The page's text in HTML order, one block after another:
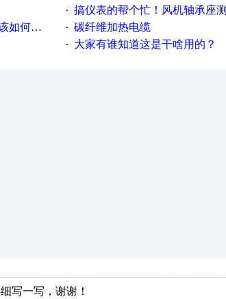
· 搞仪表的帮个忙！风机轴承座测振！
控制呢 · 碳纤维加热电缆
· 大家有谁知道这是干啥用的？
写一写，谢谢！